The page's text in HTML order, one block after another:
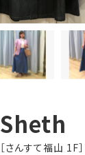
Sheth
［さんすて福山 1F］